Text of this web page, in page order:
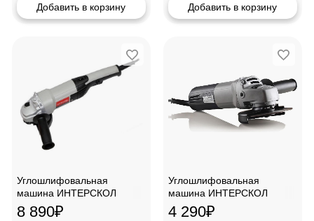
Добавить в корзину Добавить в корзину
Углошлифовальная
машина ИНТЕРСКОЛ
УШМ-125/1400ЭЛ
8 890₽
Углошлифовальная
машина ИНТЕРСКОЛ
УШМ-125/900
4 290₽